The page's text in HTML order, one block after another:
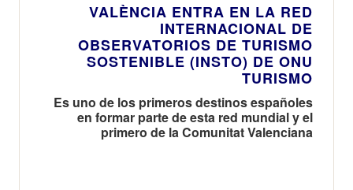
VALÈNCIA ENTRA EN LA RED
INTERNACIONAL DE
OBSERVATORIOS DE TURISMO
SOSTENIBLE (INSTO) DE ONU
TURISMO
Es uno de los primeros destinos españoles
en formar parte de esta red mundial y el
primero de la Comunitat Valenciana